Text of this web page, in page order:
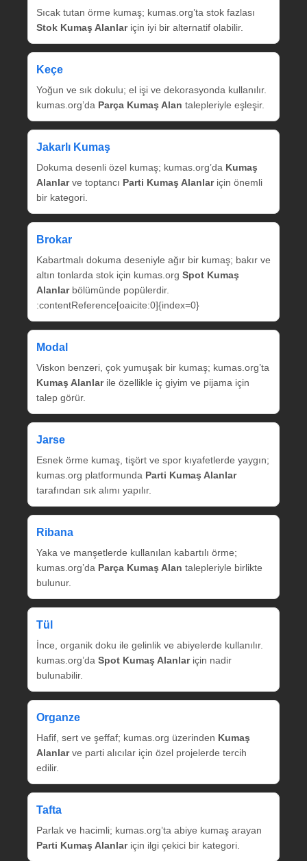
Sıcak tutan örme kumaş; kumas.org’ta stok fazlası
Stok Kumaş Alanlariçin iyi bir alternatif olabilir.
Keçe
Yoğun ve sık dokulu; el işi ve dekorasyonda kullanılır.
kumas.org’da Parça Kumaş Alan talepleriyle eşleşir.
Jakarlı Kumaş
Dokuma desenli özel kumaş; kumas.org’da Kumaş
Alanlarve toptancı Parti Kumaş Alanlariçin önemli
bir kategori.
Brokar
Kabartmalı dokuma deseniyle ağır bir kumaş; bakır ve
altın tonlarda stok için kumas.org Spot Kumaş
Alanlarbölümünde popülerdir.
:contentReference[oaicite:0]{index=0}
Modal
Viskon benzeri, çok yumuşak bir kumaş; kumas.org’ta
Kumaş Alanlarile özellikle iç giyim ve pijama için
talep görür.
Jarse
Esnek örme kumaş, tişört ve spor kıyafetlerde yaygın;
kumas.org platformunda Parti Kumaş Alanlar
tarafından sık alımı yapılır.
Ribana
Yaka ve manşetlerde kullanılan kabartılı örme;
kumas.org’da Parça Kumaş Alan talepleriyle birlikte
bulunur.
Tül
İnce, organik doku ile gelinlik ve abiyelerde kullanılır.
kumas.org’da Spot Kumaş Alanlariçin nadir
bulunabilir.
Organze
Hafif, sert ve şeffaf; kumas.org üzerinden Kumaş
Alanlarve parti alıcılar için özel projelerde tercih
edilir.
Tafta
Parlak ve hacimli; kumas.org’ta abiye kumaş arayan
Parti Kumaş Alanlariçin ilgi çekici bir kategori.